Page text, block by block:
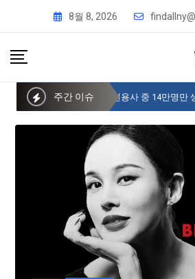
8월 8, 2026
주간 이슈 사이버 한국외